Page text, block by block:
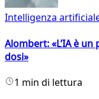
Intelligenza
Alombert: «L’IA è
dosi»
1 min di lettura